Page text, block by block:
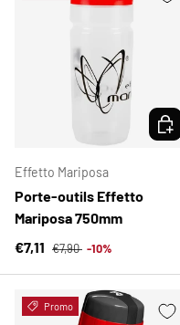
Effetto Mariposa
Porte-outils Effetto
Mariposa 750mm
Prix soldé
€7,11 Prix habituel
€7,90 -10%
Promo